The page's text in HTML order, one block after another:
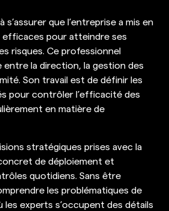
que l’entreprise a mis en
efficaces pour atteindre ses
risques. Ce professionnel
entre la direction, la gestion des
Son travail est de définir les
pour contrôler l’efficacité des
en matière de
stratégiques prises avec la
de déploiement et
quotidiens. Sans être
les problématiques de
les experts s’occupent des détails